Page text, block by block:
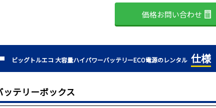
価格お問い合わせ
ビッグトルエコ 大容量ハイパワーバッテリーECO電源のレンタル 仕様
ッテリーボックス